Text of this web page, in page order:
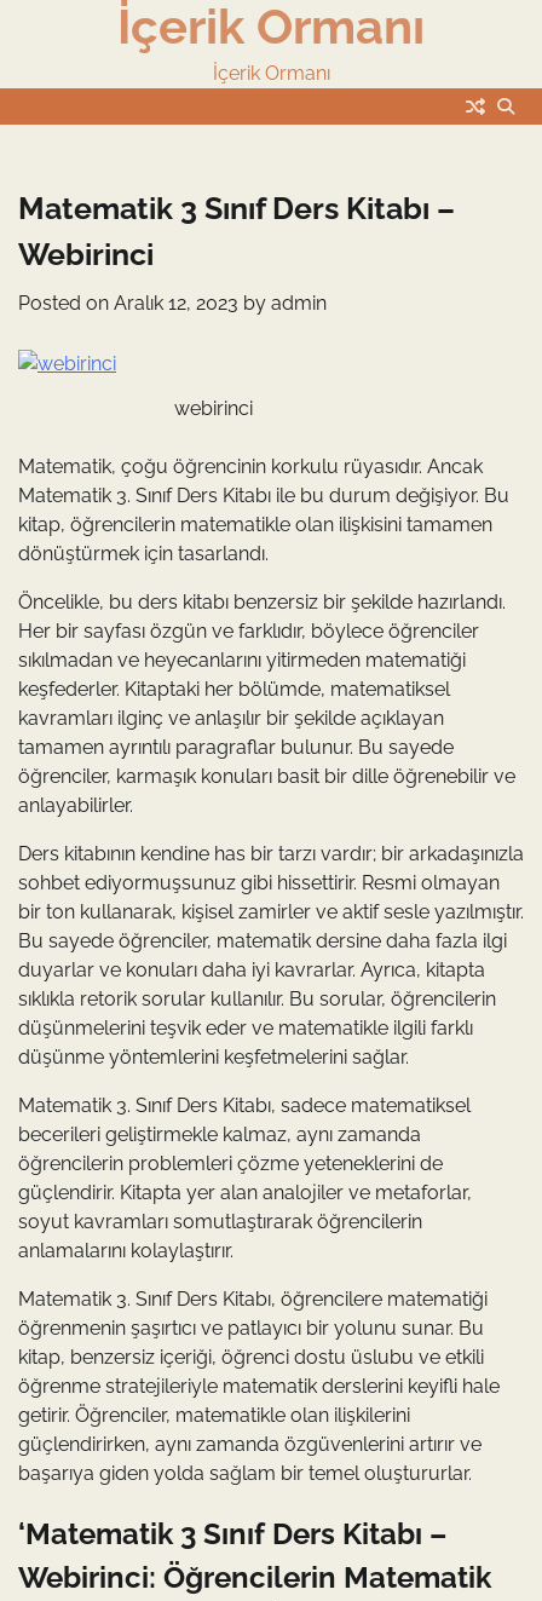
İçerik Ormanı
İçerik Ormanı
Matematik 3 Sınıf Ders Kitabı –
Webirinci
Posted on Aralık 12, 2023 by admin
webirinci
Matematik, çoğu öğrencinin korkulu rüyasıdır. Ancak
Matematik 3. Sınıf Ders Kitabı ile bu durum değişiyor. Bu
kitap, öğrencilerin matematikle olan ilişkisini tamamen
dönüştürmek için tasarlandı.
Öncelikle, bu ders kitabı benzersiz bir şekilde hazırlandı.
Her bir sayfası özgün ve farklıdır, böylece öğrenciler
sıkılmadan ve heyecanlarını yitirmeden matematiği
keşfederler. Kitaptaki her bölümde, matematiksel
kavramları ilginç ve anlaşılır bir şekilde açıklayan
tamamen ayrıntılı paragraflar bulunur. Bu sayede
öğrenciler, karmaşık konuları basit bir dille öğrenebilir ve
anlayabilirler.
Ders kitabının kendine has bir tarzı vardır; bir arkadaşınızla
sohbet ediyormuşsunuz gibi hissettirir. Resmi olmayan
bir ton kullanarak, kişisel zamirler ve aktif sesle yazılmıştır.
Bu sayede öğrenciler, matematik dersine daha fazla ilgi
duyarlar ve konuları daha iyi kavrarlar. Ayrıca, kitapta
sıklıkla retorik sorular kullanılır. Bu sorular, öğrencilerin
düşünmelerini teşvik eder ve matematikle ilgili farklı
düşünme yöntemlerini keşfetmelerini sağlar.
Matematik 3. Sınıf Ders Kitabı, sadece matematiksel
becerileri geliştirmekle kalmaz, aynı zamanda
öğrencilerin problemleri çözme yeteneklerini de
güçlendirir. Kitapta yer alan analojiler ve metaforlar,
soyut kavramları somutlaştırarak öğrencilerin
anlamalarını kolaylaştırır.
Matematik 3. Sınıf Ders Kitabı, öğrencilere matematiği
öğrenmenin şaşırtıcı ve patlayıcı bir yolunu sunar. Bu
kitap, benzersiz içeriği, öğrenci dostu üslubu ve etkili
öğrenme stratejileriyle matematik derslerini keyifli hale
getirir. Öğrenciler, matematikle olan ilişkilerini
güçlendirirken, aynı zamanda özgüvenlerini artırır ve
başarıya giden yolda sağlam bir temel oluştururlar.
‘Matematik 3 Sınıf Ders Kitabı –
Webirinci: Öğrencilerin Matematik